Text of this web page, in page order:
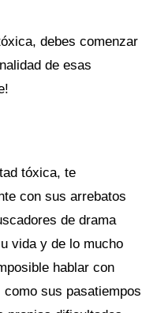
debes comenzar
de esas
tóxica, te
con sus arrebatos
de drama
vida y de lo mucho
hablar con
sus pasatiempos